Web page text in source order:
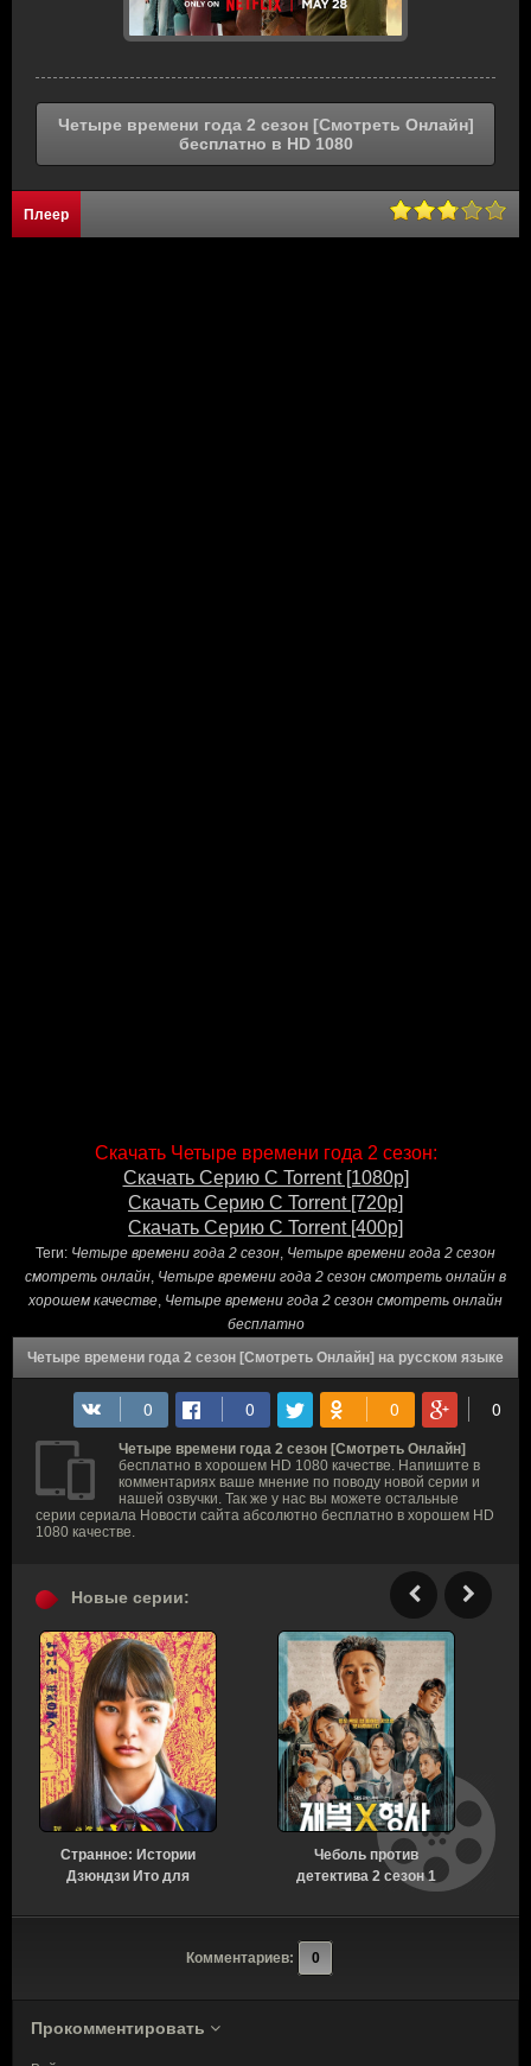
Четыре времени года 2 сезон [Смотреть Онлайн]
бесплатно в HD 1080
Плеер
Скачать Четыре времени года 2 сезон:
Скачать Серию С Torrent [1080p]
Скачать Серию С Torrent [720p]
Скачать Серию С Torrent [400p]
Теги: Четыре времени года 2 сезон, Четыре времени года 2 сезон
смотреть онлайн, Четыре времени года 2 сезон смотреть онлайн в
хорошем качестве, Четыре времени года 2 сезон смотреть онлайн
бесплатно
Четыре времени года 2 сезон [Смотреть Онлайн] на русском языке
Четыре времени года 2 сезон [Смотреть Онлайн]
бесплатно в хорошем HD 1080 качестве. Напишите в
комментариях ваше мнение по поводу новой серии и
нашей озвучки. Так же у нас вы можете остальные
серии сериала Новости сайта абсолютно бесплатно в хорошем HD
1080 качестве.
Новые серии:
Странное: Истории
Дзюндзи Ито для
сезон 6 серия [Смотреть
Чеболь против
детектива 2 сезон 1
Онлайн]
Комментариев: 0
Прокомментировать